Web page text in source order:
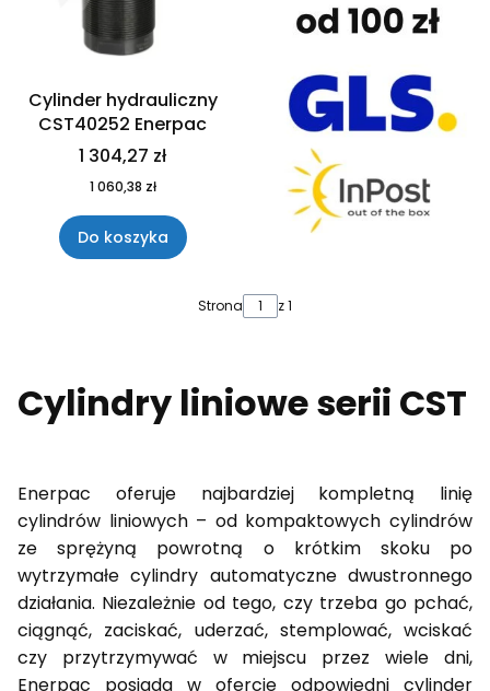
Cylinder hydrauliczny
CST40252 Enerpac
1 304,27 zł
1 060,38 zł
Do koszyka
Strona z 1
Cylindry liniowe serii CST
Enerpac oferuje najbardziej kompletną linię
cylindrów liniowych – od kompaktowych cylindrów
ze sprężyną powrotną o krótkim skoku po
wytrzymałe cylindry automatyczne dwustronnego
działania. Niezależnie od tego, czy trzeba go pchać,
ciągnąć, zaciskać, uderzać, stemplować, wciskać
czy przytrzymywać w miejscu przez wiele dni,
Enerpac posiada w ofercie odpowiedni cylinder